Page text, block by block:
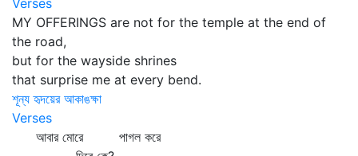
Verses
MY OFFERINGS are not for the temple at the end of
the road,
but for the wayside shrines
that surprise me at every bend.
শূন্য হৃদয়ের আকাঙক্ষা
Verses
আবার মোরে পাগল করে